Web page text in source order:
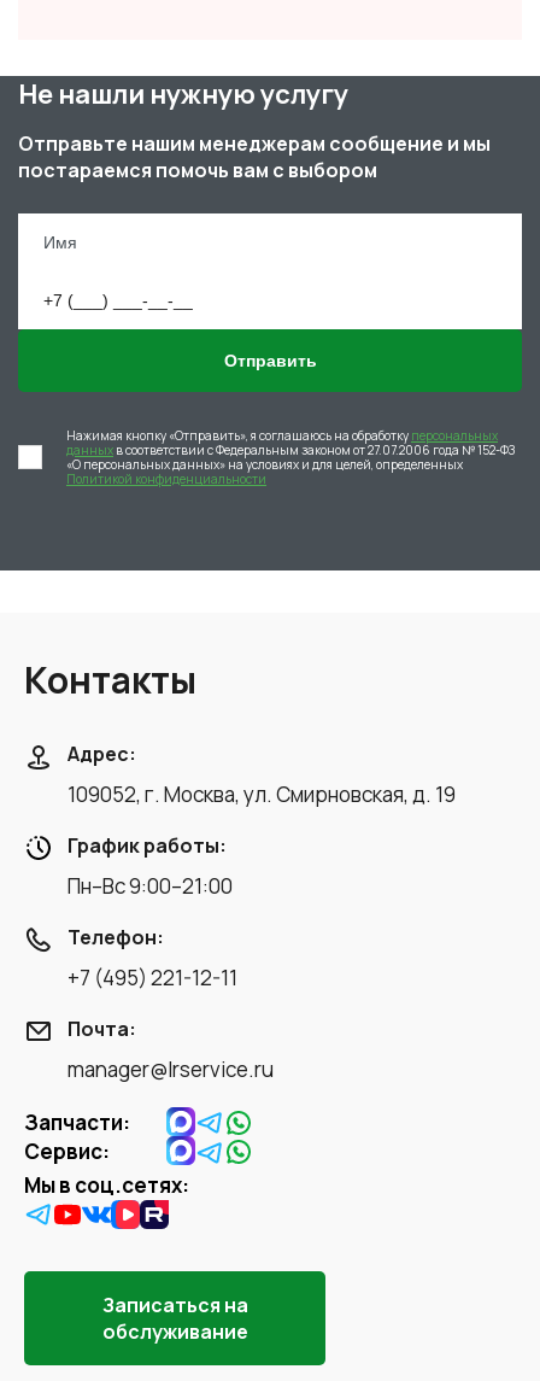
Не нашли нужную услугу
Отправьте нашим менеджерам сообщение и мы
постараемся помочь вам с выбором
Отправить
Нажимая кнопку «Отправить», я соглашаюсь на обработку персональных
данных в соответствии с Федеральным законом от 27.07.2006 года № 152-ФЗ
«О персональных данных» на условиях и для целей, определенных
Политикой конфиденциальности
Контакты
Адрес:
109052, г. Москва, ул. Смирновская, д. 19
График работы:
Пн–Вс 9:00–21:00
Телефон:
+7 (495) 221-12-11
Почта:
manager@lrservice.ru
Запчасти:
Сервис:
Мы в соц.сетях:
Записаться на
обслуживание